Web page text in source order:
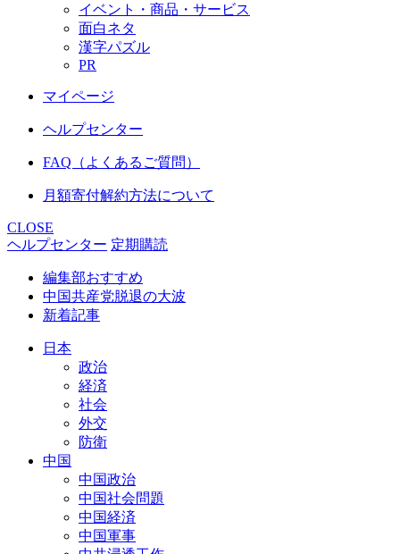
イベント・商品・サービス
面白ネタ
漢字パズル
PR
マイページ
ヘルプセンター
FAQ（よくあるご質問）
月額寄付解約方法について
CLOSE
ヘルプセンター 定期購読
編集部おすすめ
中国共産党脱退の大波
新着記事
日本
政治
経済
社会
外交
防衛
中国
中国政治
中国社会問題
中国経済
中国軍事